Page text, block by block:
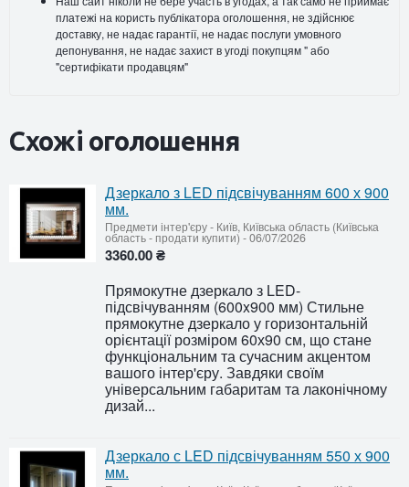
платежі на користь публікатора оголошення, не здійснює
доставку, не надає гарантії, не надає послуги умовного
депонування, не надає захист в угоді покупцям " або
"сертифікати продавцям"
Схожі оголошення
Дзеркало з LED підсвічуванням 600 х 900
мм.
Предмети інтер'єру- Київ, Київська область (Київська
область - продати купити)-06/07/2026
3360.00 ₴
Прямокутне дзеркало з LED-
підсвічуванням (600x900 мм) Стильне
прямокутне дзеркало у горизонтальній
орієнтації розміром 60х90 см, що стане
функціональним та сучасним акцентом
вашого інтер'єру. Завдяки своїм
універсальним габаритам та лаконічному
дизай...
Дзеркало с LED підсвічуванням 550 х 900
мм.